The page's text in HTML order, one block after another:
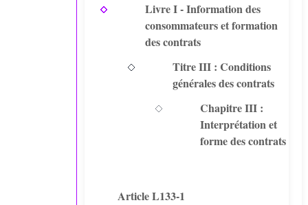
Livre I - Information des
consommateurs et formation
des contrats
Titre III : Conditions
générales des contrats
Chapitre III :
Interprétation et
forme des contrats
Article L133-1